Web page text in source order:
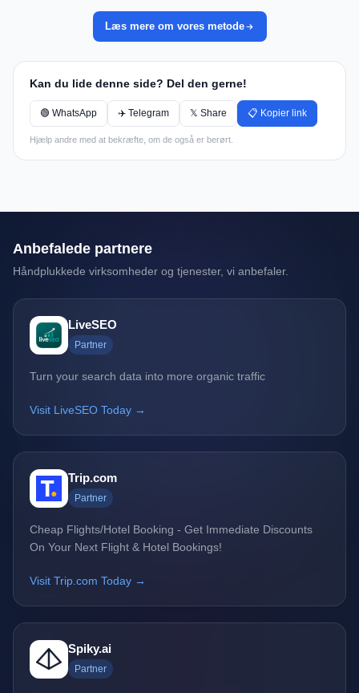
Læs mere om vores metode
Kan du lide denne side? Del den gerne!
🟢 WhatsApp ✈️ Telegram 𝕏 Share 📋 Kopier link
Hjælp andre med at bekræfte, om de også er berørt.
Anbefalede partnere
Håndplukkede virksomheder og tjenester, vi anbefaler.
LiveSEO
Partner
Turn your search data into more organic traffic
Visit LiveSEO Today →
Trip.com
Partner
Cheap Flights/Hotel Booking - Get Immediate Discounts
On Your Next Flight & Hotel Bookings!
Visit Trip.com Today →
Spiky.ai
Partner